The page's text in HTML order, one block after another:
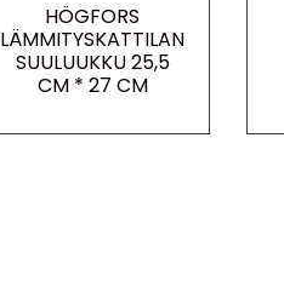
HÖGFORS
LÄMMITYSKATTILAN
SUULUUKKU 25,5
CM * 27 CM